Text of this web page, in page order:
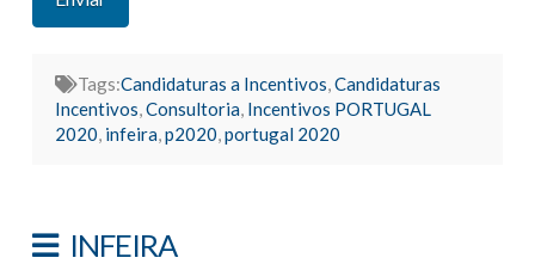
Tags:Candidaturas a Incentivos,Candidaturas
Incentivos,Consultoria, Incentivos PORTUGAL
2020, infeira,p2020,portugal 2020
INFEIRA